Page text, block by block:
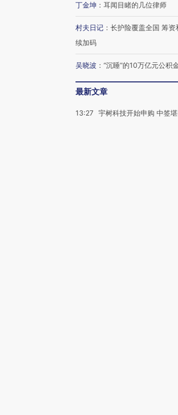
丁金坤 ： 耳闻目睹的几位律师
村夫日记 ： 长护险覆盖全国 筹资
续加码
吴晓波 ： “沉睡”的10万亿元公积
最新文章
13:27 宇树科技开始申购 中签